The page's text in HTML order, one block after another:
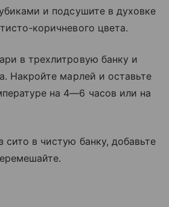
и подсушите в духовке
коричневого цвета.
в трехлитровую банку и
Накройте марлей и оставьте
на 4—6 часов или на
сито в чистую банку, добавьте